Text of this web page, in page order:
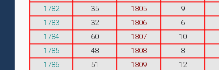
1782
35 1805
9
1783
32 1806
6
1784
60 1807
10
1785
48 1808
8
1786
51 1809
12